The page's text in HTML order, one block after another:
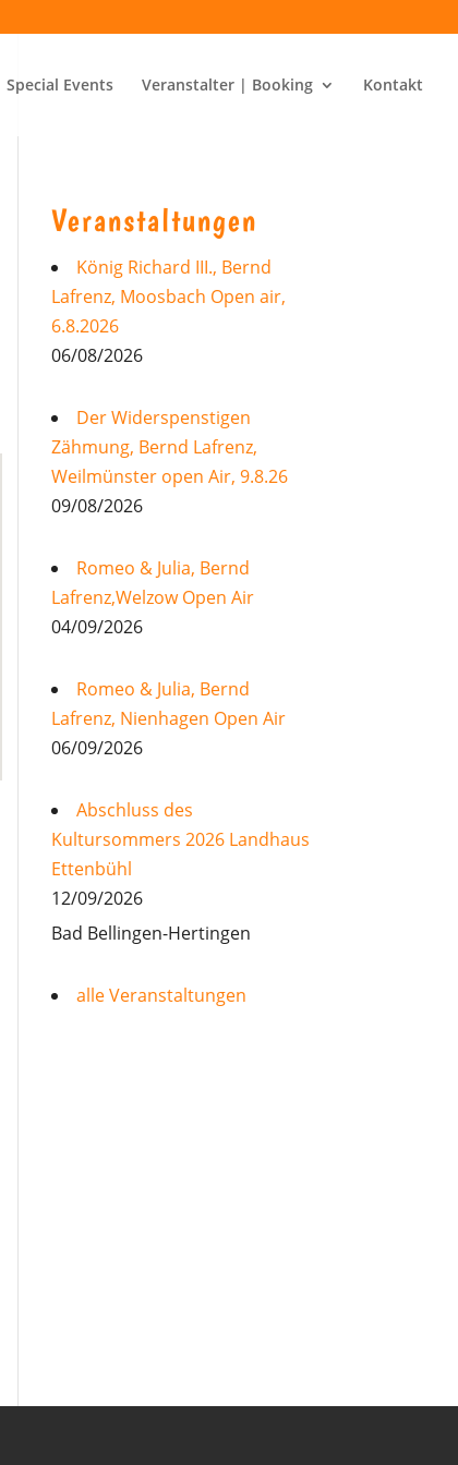
Special Events Veranstalter | Booking Kontakt
Veranstaltungen
König Richard III., Bernd
Lafrenz, Moosbach Open air,
6.8.2026
06/08/2026
Der Widerspenstigen
Zähmung, Bernd Lafrenz,
Weilmünster open Air, 9.8.26
09/08/2026
Romeo & Julia, Bernd
Lafrenz,Welzow Open Air
04/09/2026
Romeo & Julia, Bernd
Lafrenz, Nienhagen Open Air
06/09/2026
Abschluss des
Kultursommers 2026 Landhaus
Ettenbühl
12/09/2026
Bad Bellingen-Hertingen
alle Veranstaltungen